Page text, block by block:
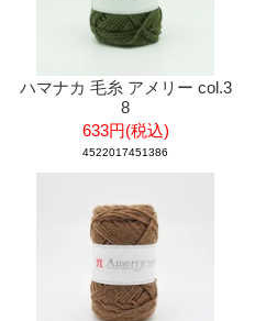
ハマナカ 毛糸 アメリー col.3
8
633円(税込)
4522017451386